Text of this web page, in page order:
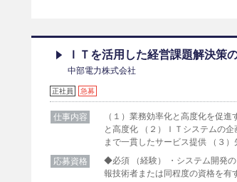
ＩＴを活用した経営課題解決策
中部電力株式会社
正社員 急募
仕事内容
（１）業務効率化と高度化を促
と高度化 （２）ＩＴシステムの
まで一貫したサービス提供 （３
応募資格
◆必須 （経験） ・システム開発
報技術者または同程度の資格を有